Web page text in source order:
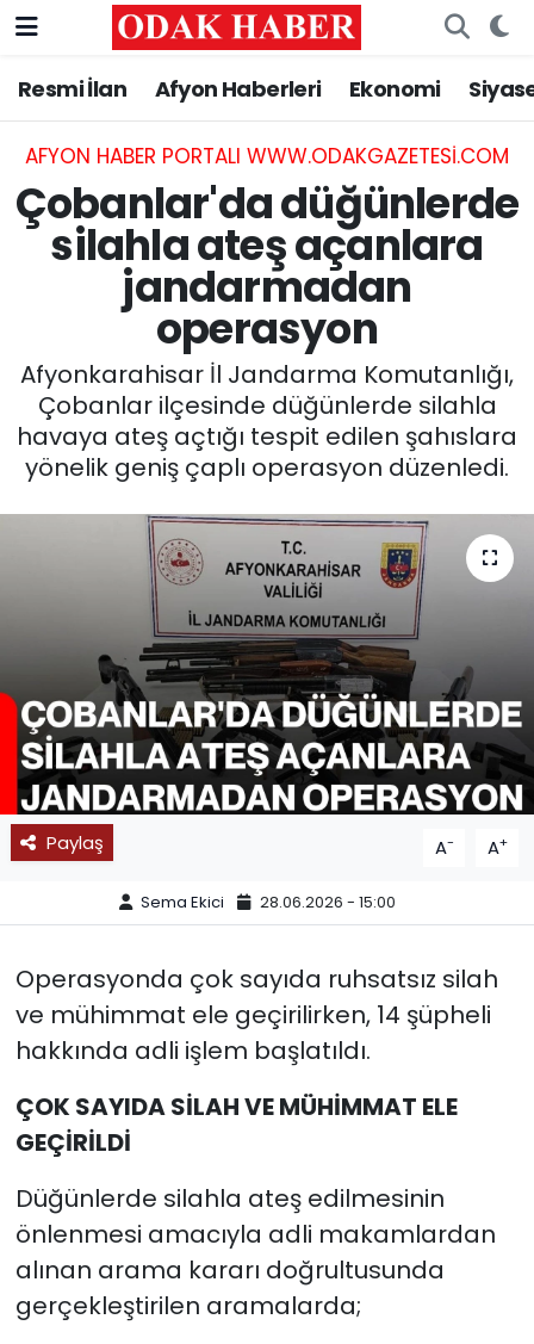
Resmi İlan Afyon Haberleri Ekonomi
AFYON HABER PORTALI WWW.ODAKGAZETESI.COM
Çobanlar'da düğünlerde
silahla ateş açanlara
jandarmadan
operasyon
Afyonkarahisar İl Jandarma Komutanlığı,
Çobanlar ilçesinde düğünlerde silahla
havaya ateş açtığı tespit edilen şahıslara
yönelik geniş çaplı operasyon düzenledi.
Paylaş A- A+
Sema Ekici 28.06.2026 - 15:00
Operasyonda çok sayıda ruhsatsız silah
ve mühimmat ele geçirilirken, 14 şüpheli
hakkında adli işlem başlatıldı.
ÇOK SAYIDA SİLAH VE MÜHİMMAT ELE
GEÇİRİLDİ
Düğünlerde silahla ateş edilmesinin
önlenmesi amacıyla adli makamlardan
alınan arama kararı doğrultusunda
gerçekleştirilen aramalarda;
AFYONKARAHİSAR HABERLERİ
Resmi İlan
ASAYİŞ
GÜNCEL
EĞİTİM
MAGAZİN
SAĞLIK
11:11 MANŞET
Nöbetçi Eczaneler
Hava Durumu
Trafik Durumu
Süper Lig Puan Durumu ve Fikstür
Tüm Manşetler
Son Dakika Haberleri
Haber Arşivi